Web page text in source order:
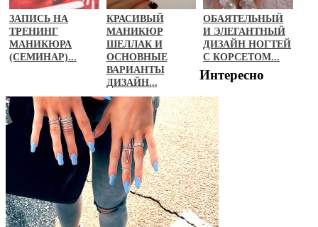
ЗАПИСЬ НА
ТРЕНИНГ
МАНИКЮРА
(СЕМИНАР)...
КРАСИВЫЙ
МАНИКЮР
ШЕЛЛАК И
ОСНОВНЫЕ
ВАРИАНТЫ
ДИЗАЙН...
ОБАЯТЕЛЬНЫЙ
И ЭЛЕГАНТНЫЙ
ДИЗАЙН НОГТЕЙ
С КОРСЕТОМ...
Интересно